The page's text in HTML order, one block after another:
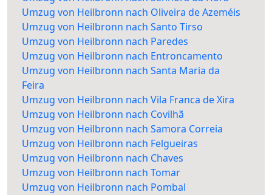
Umzug von Heilbronn nach Oliveira de Azeméis
Umzug von Heilbronn nach Santo Tirso
Umzug von Heilbronn nach Paredes
Umzug von Heilbronn nach Entroncamento
Umzug von Heilbronn nach Santa Maria da
Feira
Umzug von Heilbronn nach Vila Franca de Xira
Umzug von Heilbronn nach Covilhã
Umzug von Heilbronn nach Samora Correia
Umzug von Heilbronn nach Felgueiras
Umzug von Heilbronn nach Chaves
Umzug von Heilbronn nach Tomar
Umzug von Heilbronn nach Pombal